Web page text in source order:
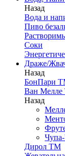
Назад
Вода и
Пиво
Соки
Драже/
Назад
БонПари
Ван
Назад
Дирол ТМ